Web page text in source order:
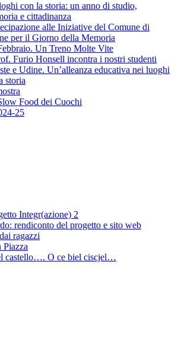
con la storia: un anno di studio,
e cittadinanza
alle Iniziative del Comune di
per il Giorno della Memoria
Un Treno Molte Vite
Furio Honsell incontra i nostri studenti
e Udine. Un’alleanza educativa nei luoghi
storia
Food dei Cuochi
25
Integr(azione) 2
rendiconto del progetto e sito web
ragazzi
Piazza
castello…. O ce biel ciscjel…